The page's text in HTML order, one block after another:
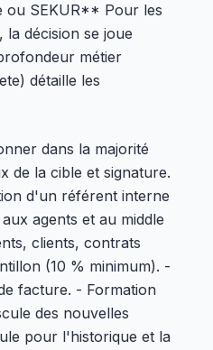
ou SEKUR** Pour les
décision se joue
métier
détaille les
dans la majorité
de la cible et signature.
d'un référent interne
agents et au middle
clients, contrats
(10 % minimum). -
facture. - Formation
des nouvelles
pour l'historique et la